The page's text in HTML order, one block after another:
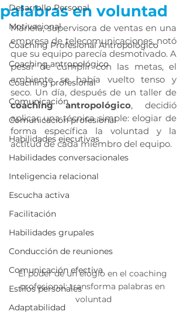
Desarrollo Personal
Motivacional
Coaching Profesional Antropológico
Coaching antropológico
Coaching profesional
Comunicación
Comunicación profesional
Habilidades ejecutivas
Habilidades conversacionales
Inteligencia relacional
Escucha activa
Facilitación
Habilidades grupales
Conducción de reuniones
Comunicación efectiva
Estilos personales
Adaptabilidad
palabras en voluntad
Mariela, supervisora de ventas en una
empresa de telecomunicaciones, notó
que su equipo parecía desmotivado. A
pesar de cumplir con las metas, el
ambiente se había vuelto tenso y
coaching antropológico, decidió
aplicar una técnica simple: elogiar de
forma específica la voluntad y la
actitud de cada miembro del equipo.
El poder de un elogio en el coaching
profesional: transforma palabras en
voluntad